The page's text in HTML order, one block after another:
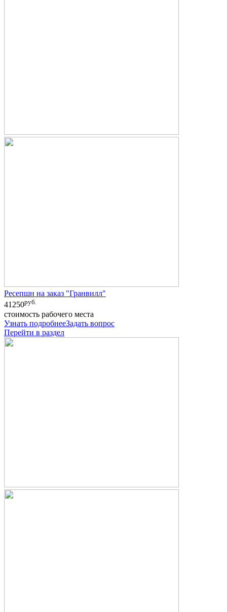
Ресепшн на заказ "Гранвилл"
41250руб.
стоимость рабочего места
Узнать подробнееЗадать вопрос
Перейти в раздел